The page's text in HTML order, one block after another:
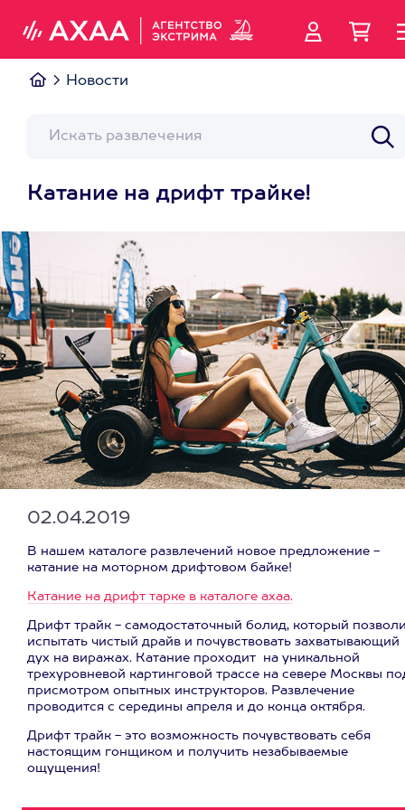
Новости
Катание на дрифт трайке!
02.04.2019
В нашем каталоге развлечений новое предложение -
катание на моторном дрифтовом байке!
Катание на дрифт тарке в каталоге ахаа.
Дрифт трайк - самодостаточный болид, который
испытать чистый драйв и почувствовать захватывающий
дух на виражах. Катание проходит на уникальной
трехуровневой картинговой трассе на севере Москвы
присмотром опытных инструкторов. Развлечение
проводится с середины апреля и до конца октября.
Дрифт трайк - это возможность почувствовать себя
настоящим гонщиком и получить незабываемые
ощущения!